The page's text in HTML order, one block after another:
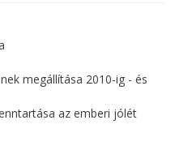
megállítása 2010-ig - és
az emberi jólét